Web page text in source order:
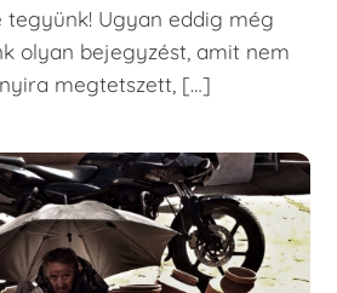
tegyünk! Ugyan eddig még
olyan bejegyzést, amit nem
megtetszett, […]